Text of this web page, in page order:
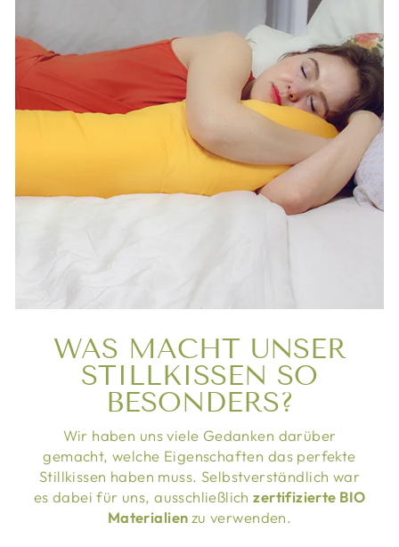
WAS MACHT UNSER
STILLKISSEN SO
BESONDERS?
Wir haben uns viele Gedanken darüber
gemacht, welche Eigenschaften das perfekte
Stillkissen haben muss. Selbstverständlich war
es dabei für uns, ausschließlichzertifizierte BIO
Materialienzu verwenden.